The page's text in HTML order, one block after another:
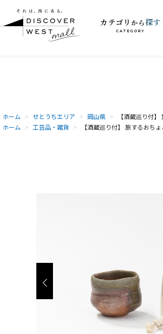
カテゴリ から 探す
CATEGORY
ホーム > せとうちエリア > 岡山県 >
【酒蔵巡り付
ホーム > 工芸品・雑貨 > 【酒蔵巡り付】 旅するおち